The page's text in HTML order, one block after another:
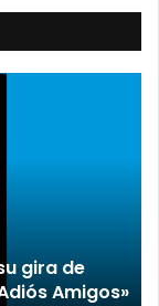
de lujo
y